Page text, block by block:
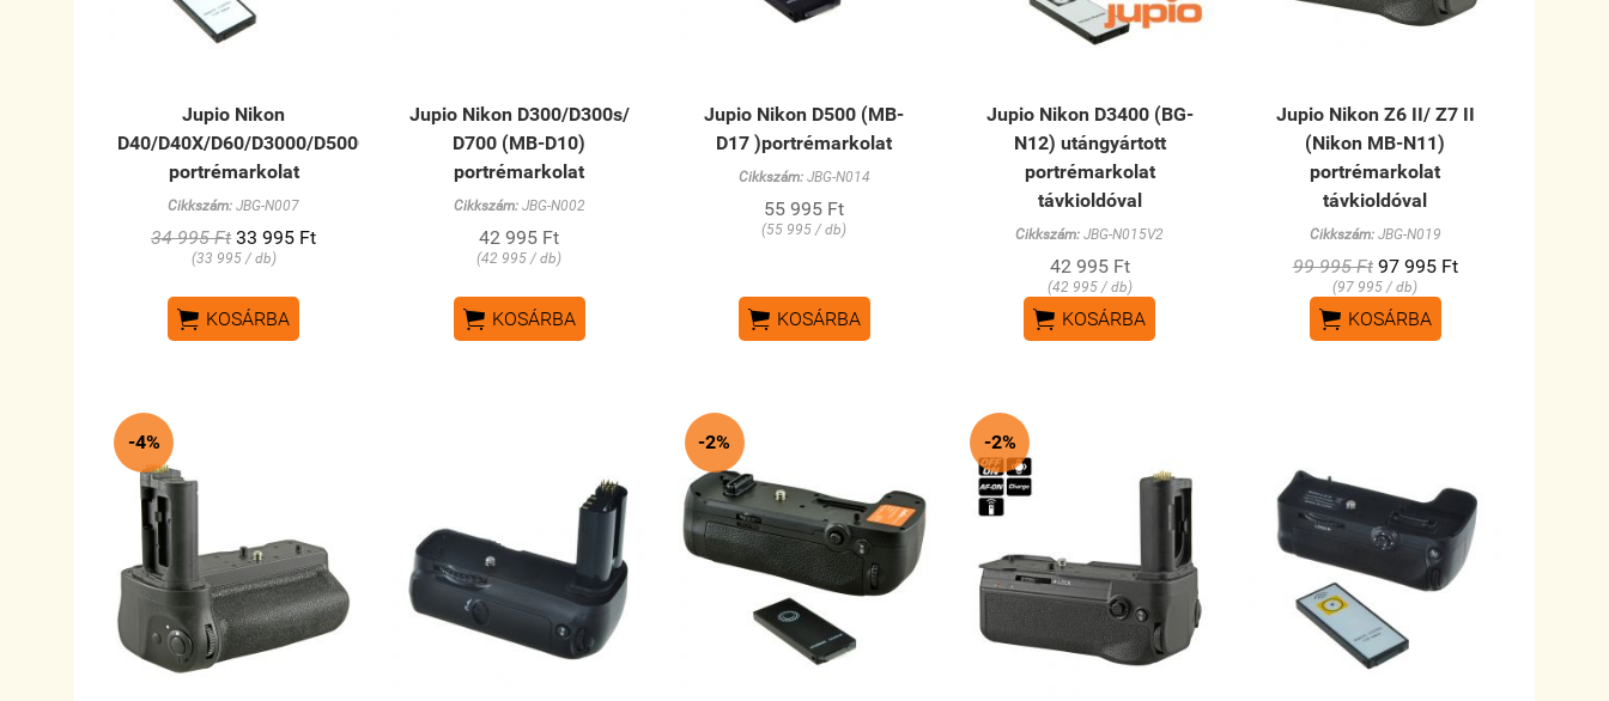
Jupio Nikon
D40/D40X/D60/D3000/D5000
portrémarkolat
Cikkszám: JBG-N007
34 995 Ft 33 995 Ft
(33 995 / db)
 KOSÁRBA
Jupio Nikon D300/D300s/
D700 (MB-D10)
portrémarkolat
Cikkszám:JBG-N002
42 995 Ft
(42 995 / db)
 KOSÁRBA
Jupio Nikon D500 (MB-
D17 )portrémarkolat
Cikkszám:JBG-N014
55 995 Ft
(55 995 / db)
 KOSÁRBA
Jupio Nikon D3400 (BG-
N12) utángyártott
portrémarkolat
távkioldóval
Cikkszám: JBG-N015V2
42 995 Ft
(42 995 / db)
 KOSÁRBA
Jupio Nikon Z6 II/ Z7 II
(Nikon MB-N11)
portrémarkolat
távkioldóval
Cikkszám:JBG-N019
99 995 Ft 97 995 Ft
(97 995 / db)
 KOSÁRBA
-4% -2% -2%